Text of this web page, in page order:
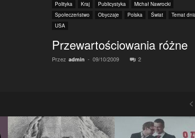
Polityka Kraj Publicystyka
Michał Nawrocki
Społeczeństwo
Obyczaje Polska Świat
Temat
USA
Przewartościowania różne
Przez admin - 09/10/2009 2